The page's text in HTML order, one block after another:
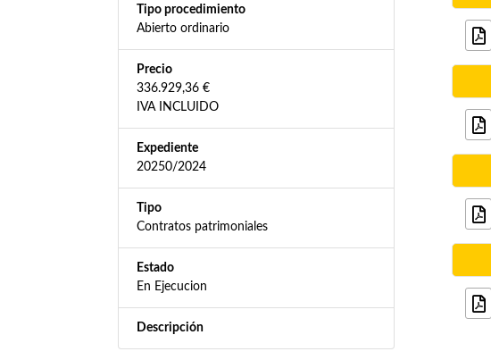
Tipo procedimiento
Abierto ordinario
Precio
336.929,36 €
IVA INCLUIDO
Expediente
20250/2024
Tipo
Contratos patrimoniales
Estado
En Ejecucion
Descripción